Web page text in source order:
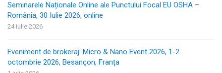
Seminarele Naționale Online ale Punctului Focal EU OSHA –
România, 30 Iulie 2026, online
24 iulie 2026
Eveniment de brokeraj: Micro & Nano Event 2026, 1-2
octombrie 2026, Besançon, Franța